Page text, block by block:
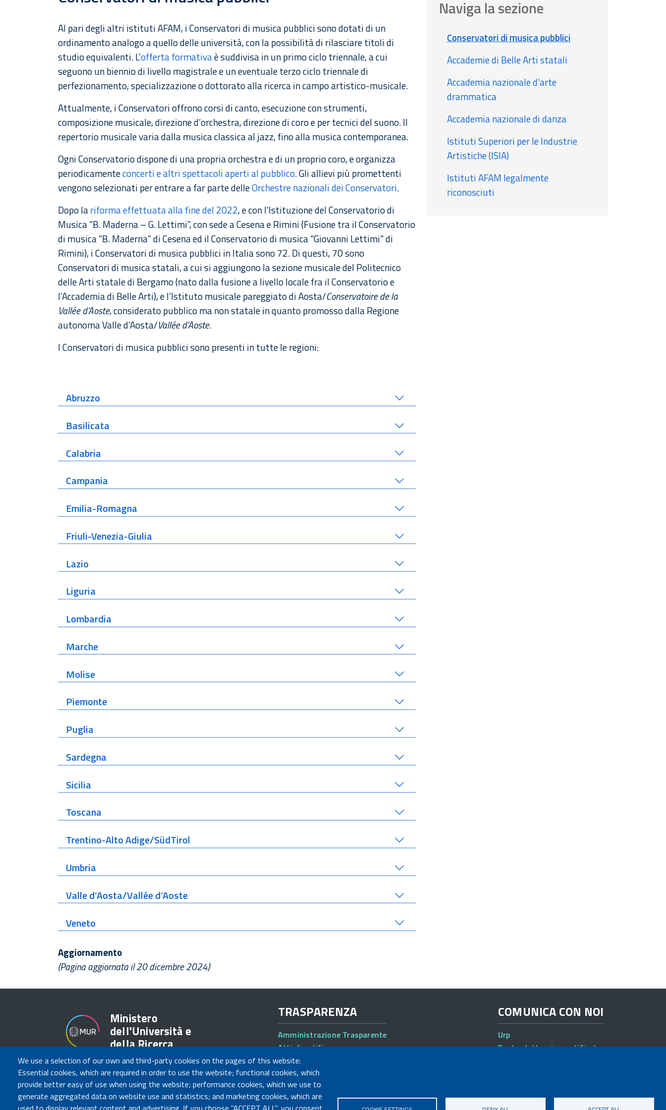
We use a selection of our own and third-party cookies on the pages of this website:
Essential cookies, which are required in order to use the website; functional cookies, which
provide better easy of use when using the website; performance cookies, which we use to
generate aggregated data on website use and statistics; and marketing cookies, which are
Al pari degli altri istituti AFAM, i Conservatori di musica pubblici sono dotati di un
ordinamento analogo a quello delle università, con la possibilità di rilasciare titoli di
studio equivalenti. L’offerta formativaè suddivisa in un primo ciclo triennale, a cui
seguono un biennio di livello magistrale e un eventuale terzo ciclo triennale di
perfezionamento, specializzazione o dottorato alla ricerca in campo artistico-musicale.
Attualmente, i Conservatori offrono corsi di canto, esecuzione con strumenti,
composizione musicale, direzione d’orchestra, direzione di coro e per tecnici del suono. Il
repertorio musicale varia dalla musica classica al jazz, fino alla musica contemporanea.
Ogni Conservatorio dispone di una propria orchestra e di un proprio coro, e organizza
periodicamenteconcerti e altri spettacoli aperti al pubblico. Gli allievi più promettenti
vengono selezionati per entrare a far parte delleOrchestre nazionali dei Conservatori.
Dopo lariforma effettuata alla fine del 2022, e con l’Istituzione del Conservatorio di
Musica “B. Maderna – G. Lettimi”, con sede a Cesena e Rimini (Fusione tra il Conservatorio
di musica “B. Maderna” di Cesena ed il Conservatorio di musica "Giovanni Lettimi" di
Rimini), i Conservatori di musica pubblici in Italia sono 72. Di questi, 70 sono
Conservatori di musica statali, a cui si aggiungono la sezione musicale del Politecnico
delle Arti statale di Bergamo (nato dalla fusione a livello locale fra il Conservatorio e
l’Accademia di Belle Arti), e l’Istituto musicale pareggiato di Aosta/Conservatoire de la
Vallée d’Aoste, considerato pubblico ma non statale in quanto promosso dalla Regione
autonoma Valle d’Aosta/Vallée d’Aoste.
I Conservatori di musica pubblici sono presenti in tutte le regioni:
Abruzzo
Basilicata
Calabria
Campania
Emilia-Romagna
Friuli-Venezia-Giulia
Lazio
Liguria
Lombardia
Marche
Molise
Piemonte
Puglia
Sardegna
Sicilia
Toscana
Trentino-Alto Adige/SüdTirol
Umbria
Valle d’Aosta/Vallée d’Aoste
Veneto
Aggiornamento
(Pagina aggiornata il 20 dicembre 2024)
Naviga la sezione
Conservatori di musica pubblici
Accademie di Belle Arti statali
Accademia nazionale d'arte
drammatica
Accademia nazionale di danza
Istituti Superiori per le Industrie
Artistiche (ISIA)
Istituti AFAM legalmente
riconosciuti
Ministero
dell'Università e
della Ricerca
TRASPARENZA
Amministrazione Trasparente
Atti di notifica
Albo online
Concorsi
COMUNICA CON NOI
Urp
Posta elettronica certificata
Governo Italiano